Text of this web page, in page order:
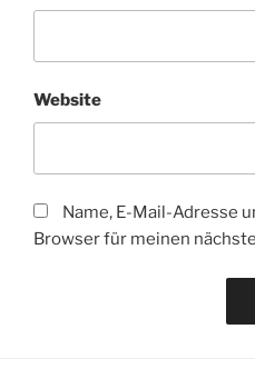
Website
Name, E-Mail-Adresse
Browser für meinen